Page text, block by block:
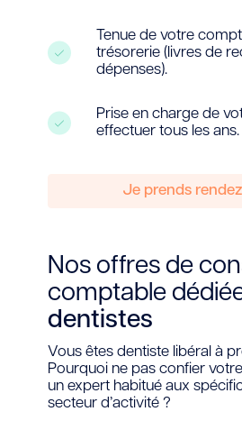
Tenue de votre
trésorerie (livres de
dépenses).
Prise en charge de
effectuer tous les ans.
Je prends
Nos offres de
comptable
dentistes
Vous êtes dentiste libéral à
Pourquoi ne pas confier
un expert habitué aux
secteur d’activité ?